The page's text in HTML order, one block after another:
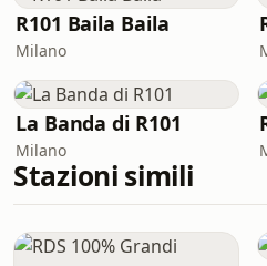
R101 Baila Baila
Milano
La Banda di R101
Milano
Stazioni simili